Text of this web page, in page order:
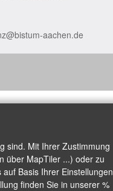
aachen.de
sind. Mit Ihrer Zustimmung
über MapTiler ...) oder zu
Basis Ihrer Einstellungen
finden Sie in unserer %